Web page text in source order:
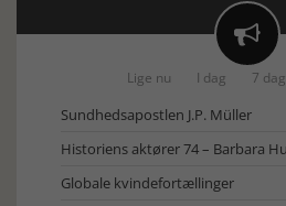

Lige nu I dag 7
Sundhedsapostlen J.P. Müller
Historiens aktører 74 – Barbara
Globale kvindefortællinger